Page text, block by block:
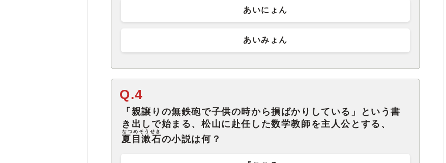
あいにょん
あいみょん
Q.4
「親譲りの無鉄砲で子供の時から損ばかりしている」という書
き出しで始まる、松山に赴任した数学教師を主人公とする、
夏目漱石
なつめそうせき
の小説は何？